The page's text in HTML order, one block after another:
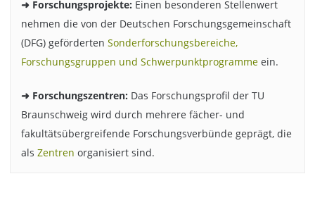
➜ Forschungsprojekte: Einen besonderen Stellenwert
nehmen die von der Deutschen Forschungsgemeinschaft
(DFG) geförderten Sonderforschungsbereiche,
Forschungsgruppen und Schwerpunktprogrammeein.
➜ Forschungszentren: Das Forschungsprofil der TU
Braunschweig wird durch mehrere fächer- und
fakultätsübergreifende Forschungsverbünde geprägt, die
als Zentren organisiert sind.